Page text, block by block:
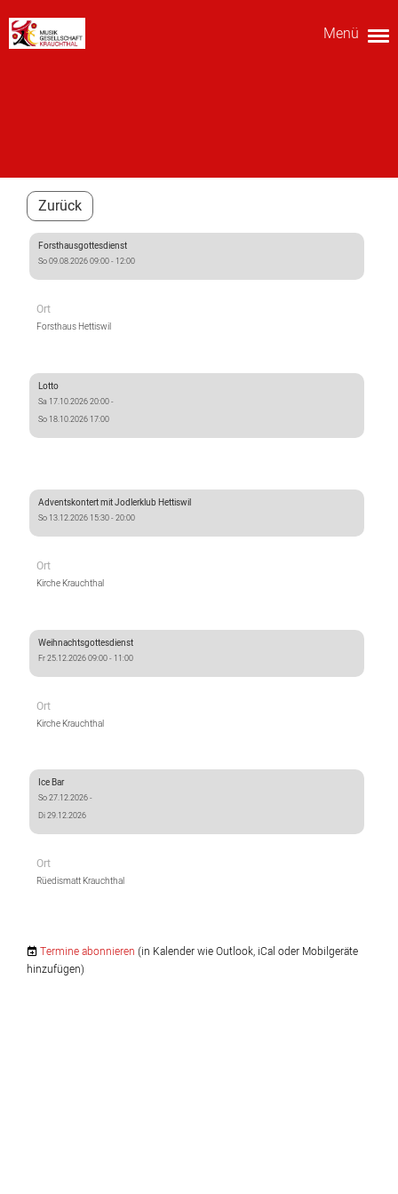
Menü
Zurück
Forsthausgottesdienst
So 09.08.2026 09:00 - 12:00
Ort
Forsthaus Hettiswil
Lotto
Sa 17.10.2026 20:00 -
So 18.10.2026 17:00
Adventskontert mit Jodlerklub Hettiswil
So 13.12.2026 15:30 - 20:00
Ort
Kirche Krauchthal
Weihnachtsgottesdienst
Fr 25.12.2026 09:00 - 11:00
Ort
Kirche Krauchthal
Ice Bar
So 27.12.2026 -
Di 29.12.2026
Ort
Rüedismatt Krauchthal
Termine abonnieren (in Kalender wie Outlook, iCal oder Mobilgeräte
hinzufügen)